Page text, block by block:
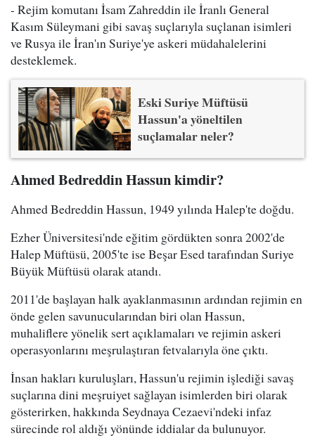
- Rejim komutanı İsam Zahreddin ile İranlı General
Kasım Süleymani gibi savaş suçlarıyla suçlanan isimleri
ve Rusya ile İran'ın Suriye'ye askeri müdahalelerini
desteklemek.
Eski Suriye Müftüsü
Hassun'a yöneltilen
suçlamalar neler?
Ahmed Bedreddin Hassun kimdir?
Ahmed Bedreddin Hassun, 1949 yılında Halep'te doğdu.
Ezher Üniversitesi'nde eğitim gördükten sonra 2002'de
Halep Müftüsü, 2005'te ise Beşar Esed tarafından Suriye
Büyük Müftüsü olarak atandı.
2011'de başlayan halk ayaklanmasının ardından rejimin en
önde gelen savunucularından biri olan Hassun,
muhaliflere yönelik sert açıklamaları ve rejimin askeri
operasyonlarını meşrulaştıran fetvalarıyla öne çıktı.
İnsan hakları kuruluşları, Hassun'u rejimin işlediği savaş
suçlarına dini meşruiyet sağlayan isimlerden biri olarak
gösterirken, hakkında Seydnaya Cezaevi'ndeki infaz
sürecinde rol aldığı yönünde iddialar da bulunuyor.